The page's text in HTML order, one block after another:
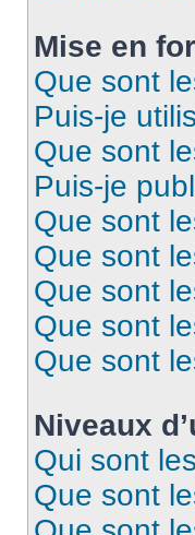
Mise en
Que sont
Puis-je
Que sont
Puis-je
Que sont
Que sont
Que sont
Que sont
Que sont
Niveaux
Qui sont
Que sont